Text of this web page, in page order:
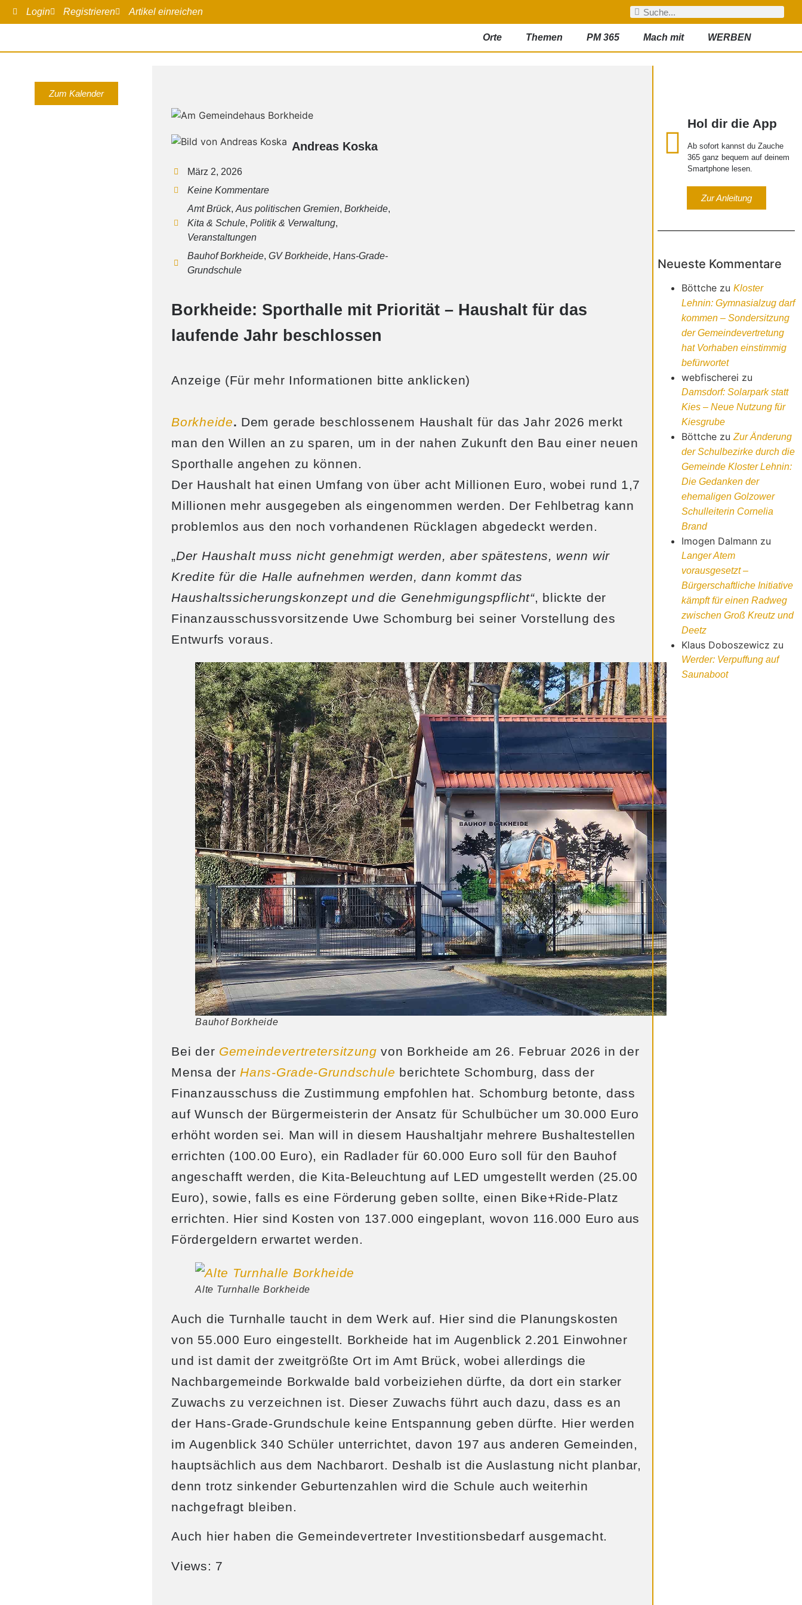
Login Registrieren Artikel einreichen
Orte Themen PM 365 Mach mit WERBEN
Zum Kalender
Andreas Koska
März 2, 2026
Keine Kommentare
Amt Brück,Aus politischen Gremien,Borkheide,
Kita & Schule,Politik & Verwaltung,
Veranstaltungen
Bauhof Borkheide,GV Borkheide,Hans-Grade-
Grundschule
Borkheide: Sporthalle mit Priorität – Haushalt für das
laufende Jahr beschlossen
Anzeige (Für mehr Informationen bitte anklicken)
Borkheide. Dem gerade beschlossenem Haushalt für das Jahr 2026 merkt
man den Willen an zu sparen, um in der nahen Zukunft den Bau einer neuen
Sporthalle angehen zu können.
Der Haushalt hat einen Umfang von über acht Millionen Euro, wobei rund 1,7
Millionen mehr ausgegeben als eingenommen werden. Der Fehlbetrag kann
problemlos aus den noch vorhandenen Rücklagen abgedeckt werden.
„Der Haushalt muss nicht genehmigt werden, aber spätestens, wenn wir
Kredite für die Halle aufnehmen werden, dann kommt das
Haushaltssicherungskonzept und die Genehmigungspflicht“, blickte der
Finanzausschussvorsitzende Uwe Schomburg bei seiner Vorstellung des
Entwurfs voraus.
Bauhof Borkheide
Bei der Gemeindevertretersitzung von Borkheide am 26. Februar 2026 in der
Mensa der Hans-Grade-Grundschule berichtete Schomburg, dass der
Finanzausschuss die Zustimmung empfohlen hat. Schomburg betonte, dass
auf Wunsch der Bürgermeisterin der Ansatz für Schulbücher um 30.000 Euro
erhöht worden sei. Man will in diesem Haushaltjahr mehrere Bushaltestellen
errichten (100.00 Euro), ein Radlader für 60.000 Euro soll für den Bauhof
angeschafft werden, die Kita-Beleuchtung auf LED umgestellt werden (25.00
Euro), sowie, falls es eine Förderung geben sollte, einen Bike+Ride-Platz
errichten. Hier sind Kosten von 137.000 eingeplant, wovon 116.000 Euro aus
Fördergeldern erwartet werden.
Alte Turnhalle Borkheide
Auch die Turnhalle taucht in dem Werk auf. Hier sind die Planungskosten
von 55.000 Euro eingestellt. Borkheide hat im Augenblick 2.201 Einwohner
und ist damit der zweitgrößte Ort im Amt Brück, wobei allerdings die
Nachbargemeinde Borkwalde bald vorbeiziehen dürfte, da dort ein starker
Zuwachs zu verzeichnen ist. Dieser Zuwachs führt auch dazu, dass es an
der Hans-Grade-Grundschule keine Entspannung geben dürfte. Hier werden
im Augenblick 340 Schüler unterrichtet, davon 197 aus anderen Gemeinden,
hauptsächlich aus dem Nachbarort. Deshalb ist die Auslastung nicht planbar,
denn trotz sinkender Geburtenzahlen wird die Schule auch weiterhin
nachgefragt bleiben.
Auch hier haben die Gemeindevertreter Investitionsbedarf ausgemacht.
Views: 7
Hol dir die App
Ab sofort kannst du Zauche
365 ganz bequem auf deinem
Smartphone lesen.
Zur Anleitung
Neueste Kommentare
Böttche zuKloster
Lehnin: Gymnasialzug darf
kommen – Sondersitzung
der Gemeindevertretung
hat Vorhaben einstimmig
befürwortet
webfischerei zu
Damsdorf: Solarpark statt
Kies – Neue Nutzung für
Kiesgrube
Böttche zuZur Änderung
der Schulbezirke durch die
Gemeinde Kloster Lehnin:
Die Gedanken der
ehemaligen Golzower
Schulleiterin Cornelia
Brand
Imogen Dalmann zu
Langer Atem
vorausgesetzt –
Bürgerschaftliche Initiative
kämpft für einen Radweg
zwischen Groß Kreutz und
Deetz
Klaus Doboszewicz zu
Werder: Verpuffung auf
Saunaboot